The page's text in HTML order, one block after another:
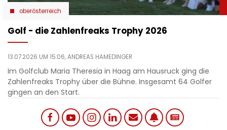
oberösterreich
Golf - die Zahlenfreaks Trophy 2026
13.07.2026 UM 15:06,ANDREAS HAMEDINGER
Im Golfclub Maria Theresia in Haag am Hausruck ging die
Zahlenfreaks Trophy über die Bühne. Insgesamt 64 Golfer
gingen an den Start.